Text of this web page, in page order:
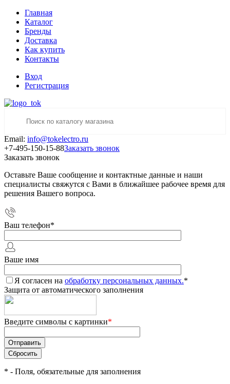
Главная
Каталог
Бренды
Доставка
Как купить
Контакты
Вход
Регистрация
Email: info@tokelectro.ru
+7-495-150-15-88Заказать звонок
Заказать звонок
Оставьте Ваше сообщение и контактные данные и наши
специалисты свяжутся с Вами в ближайшее рабочее время для
решения Вашего вопроса.
Ваш телефон*
Ваше имя
Я согласен на обработку персональных данных.*
Защита от автоматического заполнения
Введите символы с картинки*
* - Поля, обязательные для заполнения